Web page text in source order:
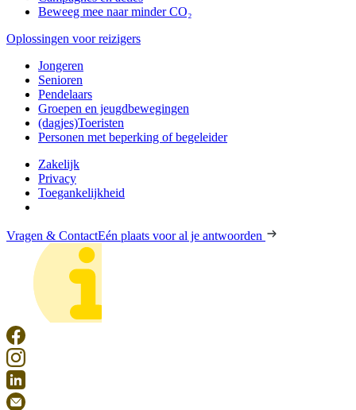
Beweeg mee naar minder CO₂
Oplossingen voor reizigers
Jongeren
Senioren
Pendelaars
Groepen en jeugdbewegingen
(dagjes)Toeristen
Personen met beperking of begeleider
Zakelijk
Privacy
Toegankelijkheid
Vragen & ContactEén plaats voor al je antwoorden